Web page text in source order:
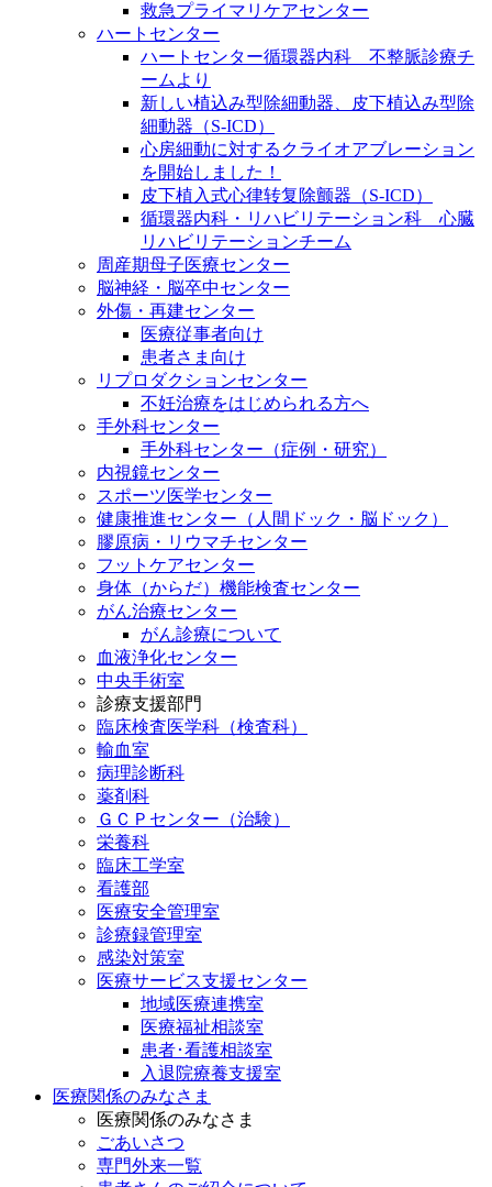
救急プライマリケアセンター
ハートセンター
ハートセンター循環器内科 不整脈診療チ
ームより
新しい植込み型除細動器、皮下植込み型除
細動器（S-ICD）
心房細動に対するクライオアブレーション
を開始しました！
皮下植入式心律转复除颤器（S-ICD）
循環器内科・リハビリテーション科 心臓
リハビリテーションチーム
周産期母子医療センター
脳神経・脳卒中センター
外傷・再建センター
医療従事者向け
患者さま向け
リプロダクションセンター
不妊治療をはじめられる方へ
手外科センター
手外科センター（症例・研究）
内視鏡センター
スポーツ医学センター
健康推進センター（人間ドック・脳ドック）
膠原病・リウマチセンター
フットケアセンター
身体（からだ）機能検査センター
がん治療センター
がん診療について
血液浄化センター
中央手術室
診療支援部門
臨床検査医学科（検査科）
輸血室
病理診断科
薬剤科
ＧＣＰセンター（治験）
栄養科
臨床工学室
看護部
医療安全管理室
診療録管理室
感染対策室
医療サービス支援センター
地域医療連携室
医療福祉相談室
患者･看護相談室
入退院療養支援室
医療関係のみなさま
医療関係のみなさま
ごあいさつ
専門外来一覧